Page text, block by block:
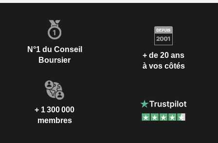
N°1 du Conseil
Boursier
+ de 20 ans
à vos côtés
+ 1 300 000
membres